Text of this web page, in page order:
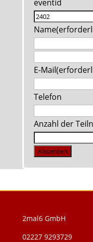
eventid
Name
E-Mail
Telefon
Anzahl der
Absenden
2mal6 GmbH
02227 9293729